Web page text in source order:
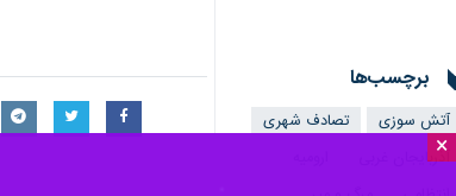
×
برچسب‌ها
آتش سوزی
تصادف شهری
آذربایجان غربی